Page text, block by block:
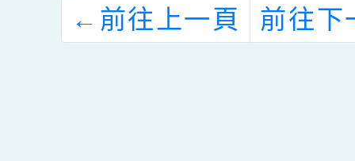
← 前往上一頁 前往下